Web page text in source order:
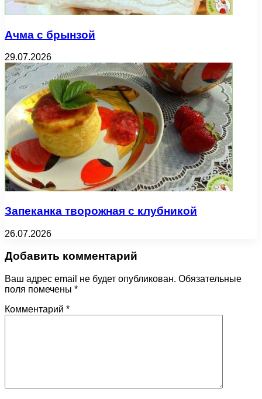
Ачма с брынзой
29.07.2026
Запеканка творожная с клубникой
26.07.2026
Добавить комментарий
Ваш адрес email не будет опубликован. Обязательные
поля помечены *
Комментарий *